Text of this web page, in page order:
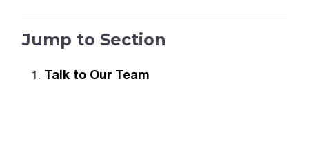
Jump to Section
Talk to Our Team